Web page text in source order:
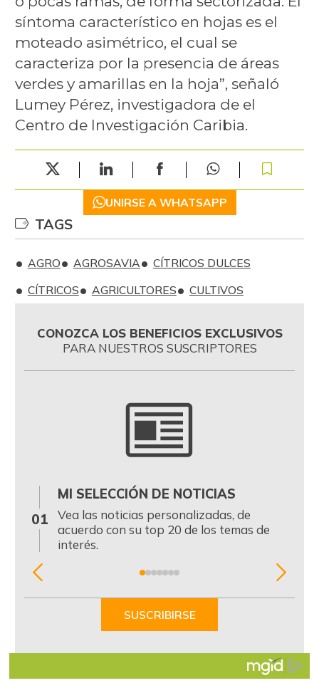
síntoma característico en hojas es el
moteado asimétrico, el cual se
caracteriza por la presencia de áreas
verdes y amarillas en la hoja”, señaló
Lumey Pérez, investigadora de el
Centro de Investigación Caribia.
UNIRSE A WHATSAPP
TAGS
AGRO AGROSAVIA
CÍTRICOS DULCES
CÍTRICOS
AGRICULTORES CULTIVOS
CONOZCA LOS BENEFICIOS EXCLUSIVOS
PARA NUESTROS SUSCRIPTORES
01
MI SELECCIÓN DE NOTICIAS
Vea las noticias personalizadas, de
acuerdo con su top 20 de los temas de
interés.
Item
SUSCRIBIRSE